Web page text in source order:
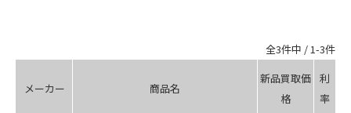
全3件中 / 1-3件
メーカー 商品名
新品買取価
格
利
率